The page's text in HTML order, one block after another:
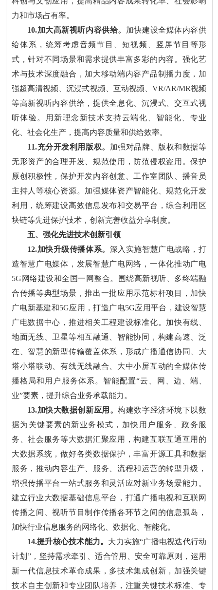
力和市场占有率。
10.加大高新视听内容供给。 加快建设全媒体内容供
给体系，统筹考虑音频节目、短视频、竖屏节目等形
式，针对不同场景和需求提供丰富多彩的内容。强化艺
术与技术深度融合，加大移动端内容产品制播力度，加
强超高清视频、沉浸式视频、互动视频、VR/AR/MR视频
等高新视听内容供给，提供全息化、沉浸式、交互式视
听体验。用新理念新技术支持云端化、智能化、专业
化、社会化生产，提高内容质量和供给效率。
11.充分开发利用版权。 加强对品牌、版权和数据等
无形资产的合理开发、规范使用，防范侵权盗用。保护
原创积极性，保护开发内容创意、工作室团队、播音员
主持人等核心资源。加强媒体资产智能化、规范化开发
利用，统筹建设高效信息发布和交易平台，综合利用区
块链等先进保护技术，创新完善收益分享制度。
五、强化先进技术创新引领
12.加快升级传播体系。 深入实施智慧广电战略，打
造智慧广电媒体，发展智慧广电网络，一体化推动广电
5G网络建设和全国一网整合。围绕高新视听、多终端融
合传播等典型场景，推出一批应用示范标杆项目，加快
广电新基建和5G应用，打造广电5G应用平台，建设智慧
广电数据中心，推进相关工程建设标准化。加快有线、
地面无线、卫星等相互融通、智能协同，构建高速、泛
在、智慧的新型传输覆盖体系，形成广播通信协同、大
塔小塔联动、有线无线融合、大中小屏互动的全媒体传
播格局和用户服务体系。智能配置“云、网、边、端、
业”要素，提升综合业务承载能力。
13.加快大数据创新应用。构建数字经济环境下以数
据为关键要素的新业务模式，加快用户服务、政务服
务、社会服务等大数据汇聚应用，构建互联互通互用的
大数据系统，做好各类数据保护，丰富开源工具和数据
服务，推动内容生产、服务、流程和运营的转型升级，
增强传播平台一站式服务和灵活应对新业务场景能力。
建立行业大数据基础信息平台，打通广播电视和互联网
传播之间、视听节目制作传播各环节之间的信息孤岛，
加快行业信息服务的网络化、数据化、智能化。
14.提升核心技术能力。 大力实施“广播电视迭代行动
计划”，坚持需求牵引、适合管用、安全可靠原则，运用
新一代信息技术革命成果，多技术集成创新，加强关键
技术自主创新和专业团队培养，注重关键技术标准、专